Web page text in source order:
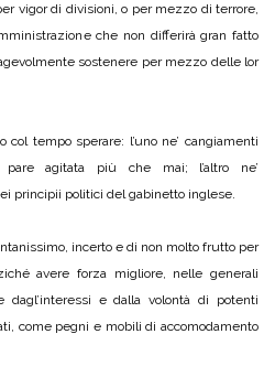
vigor di divisioni, o per mezzo di terrore,
che non differirà gran fatto
sostenere per mezzo delle lor
tempo sperare: l’uno ne’ cangiamenti
pare agitata più che mai; l’altro ne’
principii politici del gabinetto inglese.
incerto e di non molto frutto per
avere forza migliore, nelle generali
dagl’interessi e dalla volontà di potenti
come pegni e mobili di accomodamento